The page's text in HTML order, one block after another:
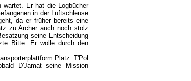
wartet. Er hat die Logbücher
in der Luftschleuse
da er früher bereits eine
zu Archer auch noch stolz
seine Entscheidung
Bitte: Er wolle durch den
Platz. T'Pol
D'Jamat seine Mission